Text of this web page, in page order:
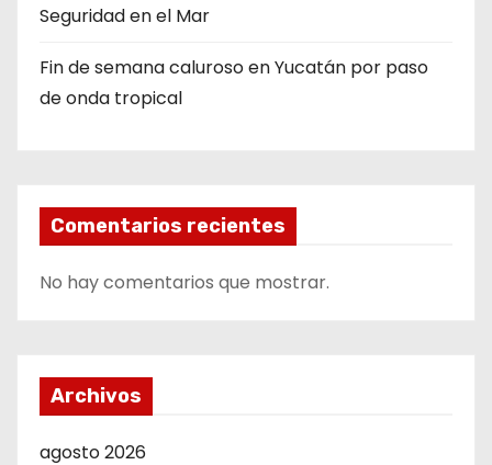
Seguridad en el Mar
Fin de semana caluroso en Yucatán por paso
de onda tropical
Comentarios recientes
No hay comentarios que mostrar.
Archivos
agosto 2026